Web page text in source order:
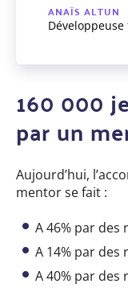
ANAÏS ALTUN
160 000
par un
Aujourd’hui,
mentor se fait :
A 46% par
A 14% par
A 40% par